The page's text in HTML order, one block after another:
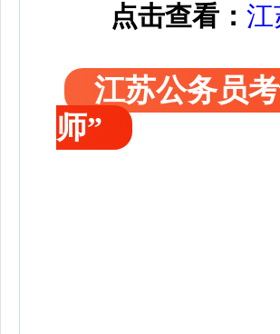
点击查看： 江
江苏公务员
师”